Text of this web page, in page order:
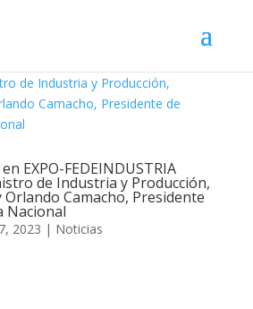
EXPO-FEDEINDUSTRIA
de Industria y Producción,
Camacho, Presidente
Nacional
2023 | Noticias